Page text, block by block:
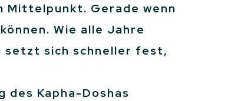
Mittelpunkt. Gerade wenn
Wie alle Jahre
setzt sich schneller fest,
Kapha-Doshas